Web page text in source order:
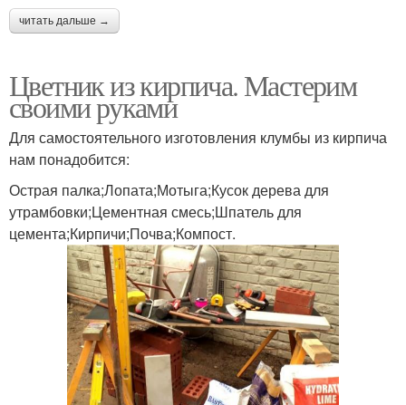
читать дальше →
Цветник из кирпича. Мастерим
своими руками
Для самостоятельного изготовления клумбы из кирпича
нам понадобится:
Острая палка;Лопата;Мотыга;Кусок дерева для
утрамбовки;Цементная смесь;Шпатель для
цемента;Кирпичи;Почва;Компост.